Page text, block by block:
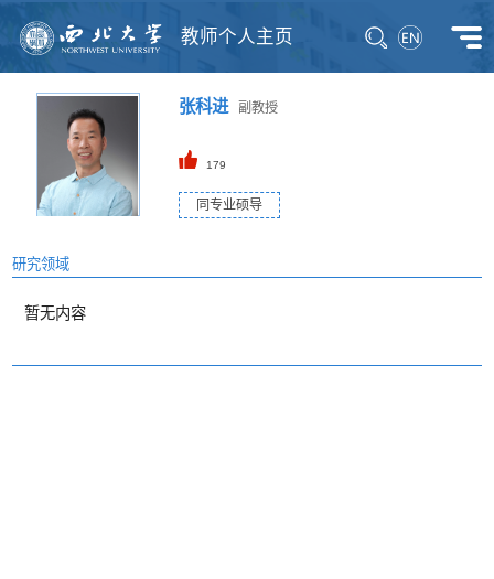
教师个人主页
张科进副教授
179
同专业硕导
研究领域
暂无内容